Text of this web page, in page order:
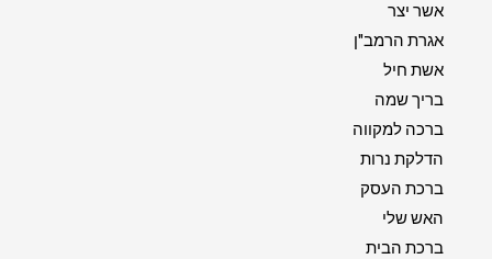
אשר יצר
אגרת הרמב"ן
אשת חיל
בריך שמה
ברכה למקווה
הדלקת נרות
ברכת העסק
האש שלי
ברכת הבית